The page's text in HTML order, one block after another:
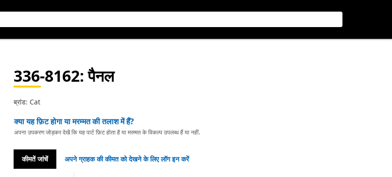
336-8162: पैनल
ब्रांड: Cat
क्या यह फ़िट होगा या मरम्मत की तलाश में हैं?
अपना उपकरण जोड़कर देखें कि यह पार्ट फ़िट होता है या मरम्मत के विकल्प उपलब्ध हैं या नहीं.
कीमतें जांचें अपने ग्राहक की कीमत को देखने के लिए लॉग इन करें